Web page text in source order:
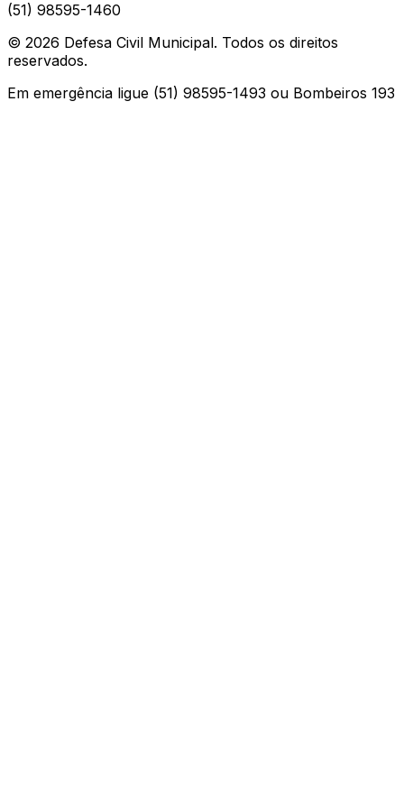
(51) 98595-1460
© 2026 Defesa Civil Municipal. Todos os direitos
reservados.
Em emergência ligue (51) 98595-1493 ou Bombeiros 193